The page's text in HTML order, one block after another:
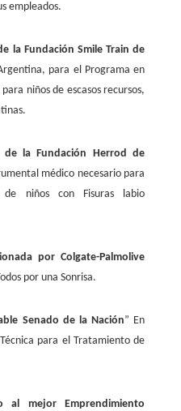
empleados.
la Fundación Smile Train de
para el Programa en
niños de escasos recursos,
de la Fundación Herrod de
médico necesario para
de niños con Fisuras labio
por Colgate-Palmolive
por una Sonrisa.
Senado de la Nación” En
para el Tratamiento de
al mejor Emprendimiento